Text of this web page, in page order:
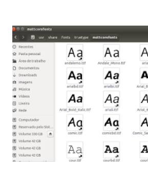
para usuários iniciantes... 1- Atualizar
sudo apt-get update 2- Atualizar toda
get -f dist-upgrade ou update-
pacotes: $ sudo apt-get install [nome
Procurar arquivos corrompidos: $
Corrigir problemas de dependências,
pacotes pendentes e outros erros: $
6- Se o comando sudo apt-get -f install